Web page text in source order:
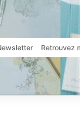
Retrouvez